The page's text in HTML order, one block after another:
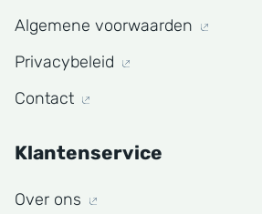
Algemene voorwaarden
Privacybeleid
Contact
Klantenservice
Over ons